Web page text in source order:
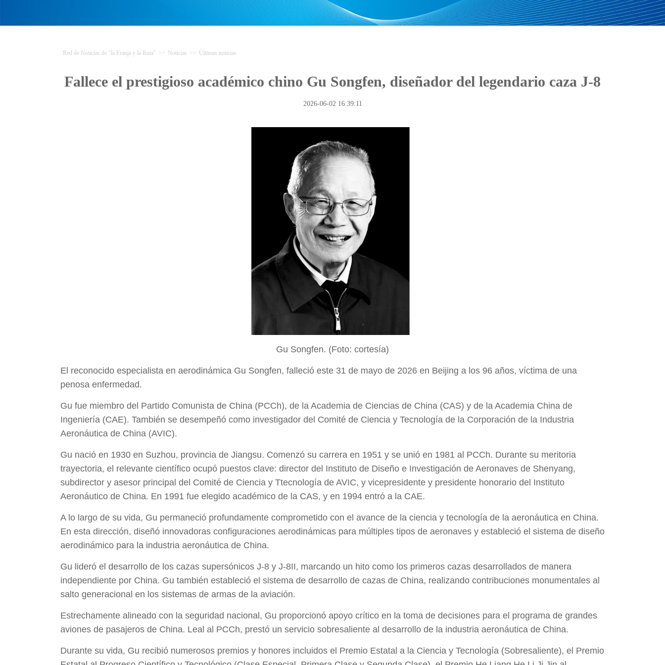
Red de Noticias de "la Franja y la Ruta" >> Noticias >> Últimas noticias
Fallece el prestigioso académico chino Gu Songfen, diseñador del legendario caza J-8
2026-06-02 16:39:11
Gu Songfen. (Foto: cortesía)
El reconocido especialista en aerodinámica Gu Songfen, falleció este 31 de mayo de 2026 en Beijing a los 96 años, víctima de una
penosa enfermedad.
Gu fue miembro del Partido Comunista de China (PCCh), de la Academia de Ciencias de China (CAS) y de la Academia China de
Ingeniería (CAE). También se desempeñó como investigador del Comité de Ciencia y Tecnología de la Corporación de la Industria
Aeronáutica de China (AVIC).
Gu nació en 1930 en Suzhou, provincia de Jiangsu. Comenzó su carrera en 1951 y se unió en 1981 al PCCh. Durante su meritoria
trayectoria, el relevante científico ocupó puestos clave: director del Instituto de Diseño e Investigación de Aeronaves de Shenyang,
subdirector y asesor principal del Comité de Ciencia y Ttecnología de AVIC, y vicepresidente y presidente honorario del Instituto
Aeronáutico de China. En 1991 fue elegido académico de la CAS, y en 1994 entró a la CAE.
A lo largo de su vida, Gu permaneció profundamente comprometido con el avance de la ciencia y tecnología de la aeronáutica en China.
En esta dirección, diseñó innovadoras configuraciones aerodinámicas para múltiples tipos de aeronaves y estableció el sistema de diseño
aerodinámico para la industria aeronáutica de China.
Gu lideró el desarrollo de los cazas supersónicos J-8 y J-8II, marcando un hito como los primeros cazas desarrollados de manera
independiente por China. Gu también estableció el sistema de desarrollo de cazas de China, realizando contribuciones monumentales al
salto generacional en los sistemas de armas de la aviación.
Estrechamente alineado con la seguridad nacional, Gu proporcionó apoyo crítico en la toma de decisiones para el programa de grandes
aviones de pasajeros de China. Leal al PCCh, prestó un servicio sobresaliente al desarrollo de la industria aeronáutica de China.
Durante su vida, Gu recibió numerosos premios y honores incluidos el Premio Estatal a la Ciencia y Tecnología (Sobresaliente), el Premio